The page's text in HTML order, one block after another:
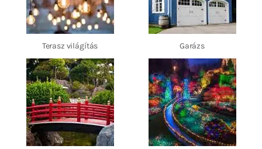
Terasz világítás Garázs